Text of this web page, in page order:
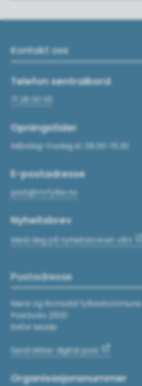
Kontakt oss
Telefon sentralbord
71 28 00 00
Opningstider
Måndag–fredag kl. 08.00–15.30
E-postadresse
post@mrfylke.no
Nyheitsbrev
Meld deg på nyheitsbrevet vårt
Postadresse
Møre og Romsdal fylkeskommune
Postboks 2500
6404 Molde
Send sikker digital post
Organisasjonsnummer